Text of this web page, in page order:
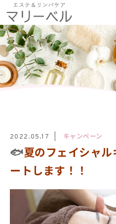
2022.05.17 キャンペーン
🐟夏のフェイシャ
ートします！！